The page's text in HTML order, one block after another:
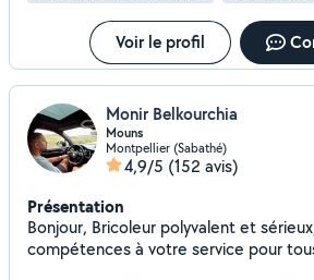
Voir le profil
Monir Belkourchia
Mouns
Montpellier (Sabathé)
4,9/5 (152 avis)
Présentation
Bonjour, Bricoleur polyvalent et sérieux, je mets mes
compétences à votre service pour